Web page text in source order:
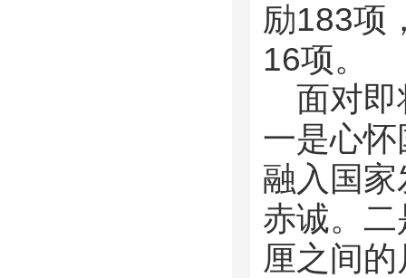
励183项
16项。
面对
一是心
融入国
赤诚。
厘之间